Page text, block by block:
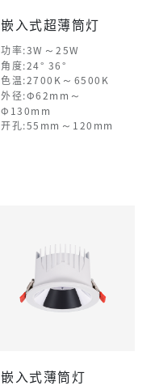
嵌入式超薄筒灯
功率:3W ～ 25W
角度:24° 36°
色温:2700K ～ 6500K
外径:Φ62mm ～
Φ130mm
开孔:55mm ～ 120mm
嵌入式薄筒灯